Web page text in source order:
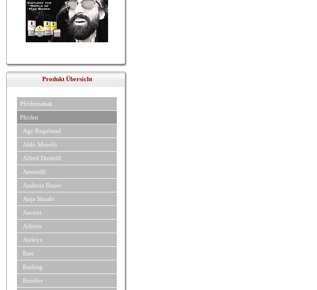
Produkt Übersicht
Pfeifentabak
Pfeifen
Age Bøgelund
Aldo Morelli
Alfred Dunhill
Amorelli
Andreas Bauer
Anja Shaabi
Ascorti
Ashton
Astleys
Bari
Barling
Bentley